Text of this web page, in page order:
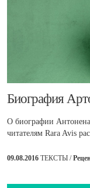
​Биография
О биографии
читателям Rara Avis
09.08.2016 ТЕКСТЫ /